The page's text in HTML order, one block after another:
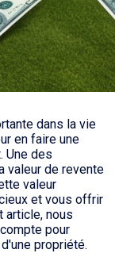
dans la vie
en faire une
Une des
valeur de revente
valeur
et vous offrir
article, nous
pour
propriété.